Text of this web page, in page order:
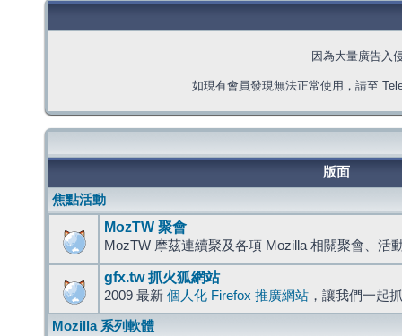
因為大量廣告入
如現有會員發現無法正常使用，請至
版面
焦點活動
MozTW 聚會
MozTW 摩茲連續聚及各項 Mozilla 相關聚會、活
gfx.tw 抓火狐網站
2009 最新 個人化 Firefox 推廣網站 ，讓我們一起
Mozilla 系列軟體